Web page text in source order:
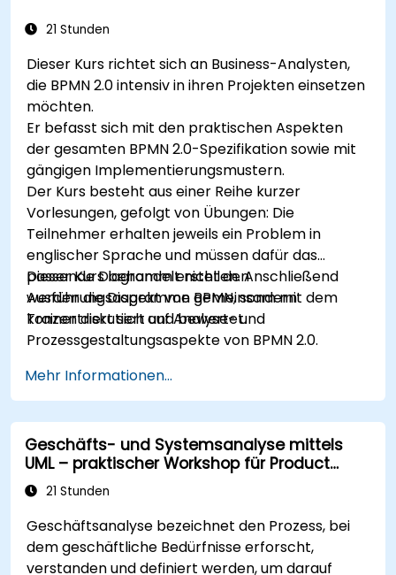
21 Stunden
Dieser Kurs richtet sich an Business-Analysten,
die BPMN 2.0 intensiv in ihren Projekten einsetzen
möchten.
Er befasst sich mit den praktischen Aspekten
der gesamten BPMN 2.0-Spezifikation sowie mit
gängigen Implementierungsmustern.
Der Kurs besteht aus einer Reihe kurzer
Vorlesungen, gefolgt von Übungen: Die
Teilnehmer erhalten jeweils ein Problem in
englischer Sprache und müssen dafür das
passende Diagramm erstellen. Anschließend
werden die Diagramme gemeinsam mit dem
Trainer diskutiert und bewertet.
Dieser Kurs behandelt nicht den
Ausführungsaspekt von BPMN, sondern
konzentriert sich auf Analyse- und
Prozessgestaltungsaspekte von BPMN 2.0.
Mehr Informationen...
Geschäfts- und Systemsanalyse mittels
UML – praktischer Workshop für Product
Owner im Scrum-Prozess
21 Stunden
Geschäftsanalyse bezeichnet den Prozess, bei
dem geschäftliche Bedürfnisse erforscht,
verstanden und definiert werden, um darauf